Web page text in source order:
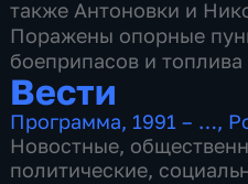
также Антоновки и
Поражены опорные
боеприпасов и
Вести
Программа, 1991 – …,
Новостные,
политические,